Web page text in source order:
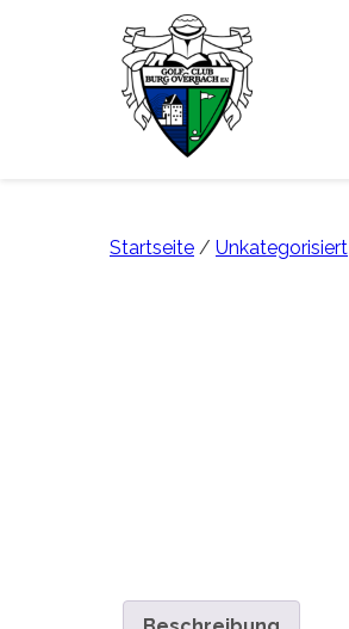
Startseite / Unkategorisiert